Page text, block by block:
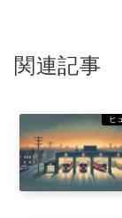
関連記事
ヒ